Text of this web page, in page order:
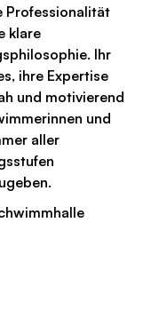
Professionalität
klare
Ihr
ihre Expertise
und motivierend
und
aller